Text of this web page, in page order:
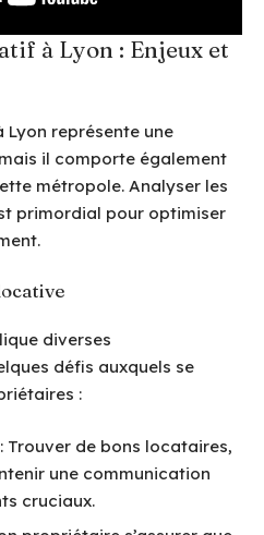
à Lyon : Enjeux et
Lyon représente une
il comporte également
métropole. Analyser les
primordial pour optimiser
diverses
défis auxquels se
:
: Trouver de bons locataires,
une communication
cruciaux.